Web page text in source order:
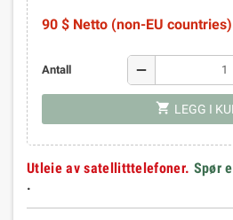
90 $ Netto (non-EU countries)
Antall remove
shopping_cart LEGG I
Utleie av satellitttelefoner. Spør
.